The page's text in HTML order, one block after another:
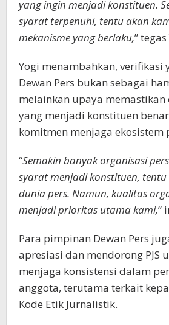
yang ingin menjadi konstituen.
syarat terpenuhi, tentu akan
mekanisme yang berlaku,”
Yogi menambahkan, verifikasi
Dewan Pers bukan sebagai
melainkan upaya memastikan
yang menjadi konstituen
komitmen menjaga ekosistem
“Semakin banyak organisasi
syarat menjadi konstituen,
dunia pers. Namun, kualitas
menjadi prioritas utama kami,”
Para pimpinan Dewan Pers
apresiasi dan mendorong PJS
menjaga konsistensi dalam
anggota, terutama terkait
Kode Etik Jurnalistik.